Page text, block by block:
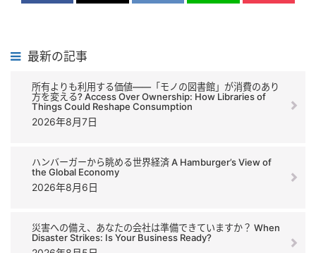
最新の記事
所有よりも利用する価値――「モノの図書館」が消費のあり
方を変える? Access Over Ownership: How Libraries of
Things Could Reshape Consumption
2026年8月7日
ハンバーガーから眺める世界経済 A Hamburger’s View of
the Global Economy
2026年8月6日
災害への備え、あなたの会社は準備できていますか？ When
Disaster Strikes: Is Your Business Ready?